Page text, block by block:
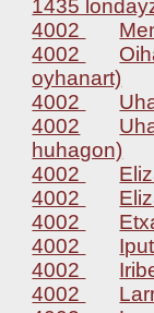
1435
4002
4002
oyhanart)
4002
4002
huhagon)
4002
4002
4002
4002
4002
4002